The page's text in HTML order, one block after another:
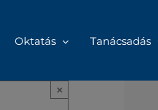
Oktatás Tanácsadás
×